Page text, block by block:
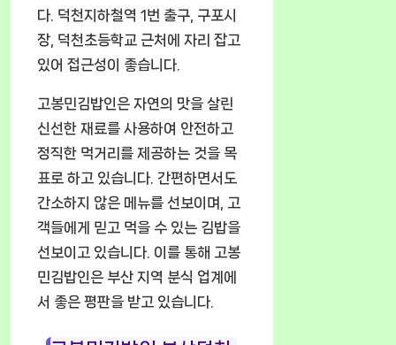
다. 덕천지하철역 1번 출구, 구포시
장, 덕천초등학교 근처에 자리 잡고
있어 접근성이 좋습니다.
고봉민김밥인은 자연의 맛을 살린
신선한 재료를 사용하여 안전하고
정직한 먹거리를 제공하는 것을 목
표로 하고 있습니다. 간편하면서도
간소하지 않은 메뉴를 선보이며, 고
객들에게 믿고 먹을 수 있는 김밥을
선보이고 있습니다. 이를 통해 고봉
민김밥인은 부산 지역 분식 업계에
서 좋은 평판을 받고 있습니다.